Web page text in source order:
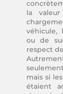
la
véhicule,
ou de
respect
mais si
étaient